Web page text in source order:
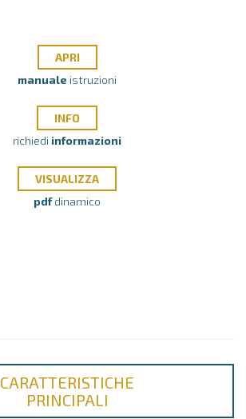
APRI
manuale istruzioni
INFO
richiedi informazioni
VISUALIZZA
pdfdinamico
CARATTERISTICHE
PRINCIPALI